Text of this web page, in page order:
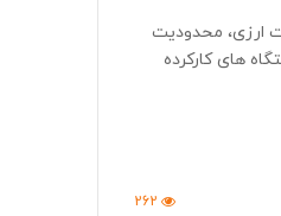
ارزی، محدودیت
های کارکرده
262